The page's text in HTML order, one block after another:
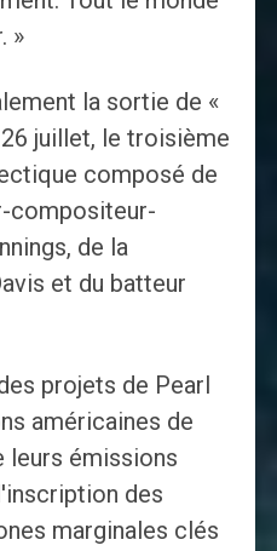
»
la sortie de «
juillet, le troisième
composé de
compositeur-
de la
et du batteur
projets de Pearl
américaines de
leurs émissions
des
marginales clés